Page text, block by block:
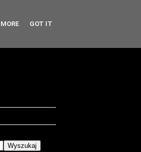
GOT IT